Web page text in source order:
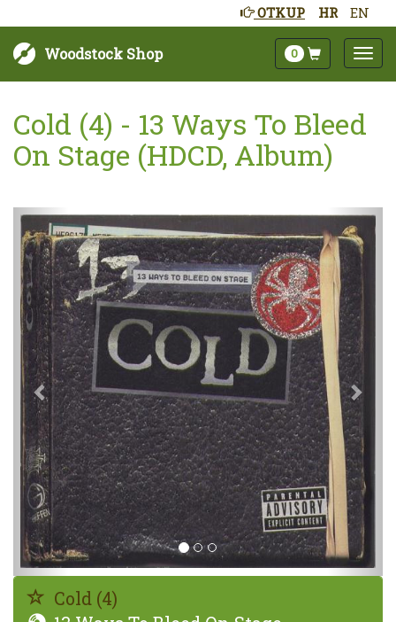
HR EN
OTKUP
Woodstock Shop 0
Cold (4) - 13 Ways To Bleed
On Stage (HDCD, Album)
Sljedeće
Cold (4)